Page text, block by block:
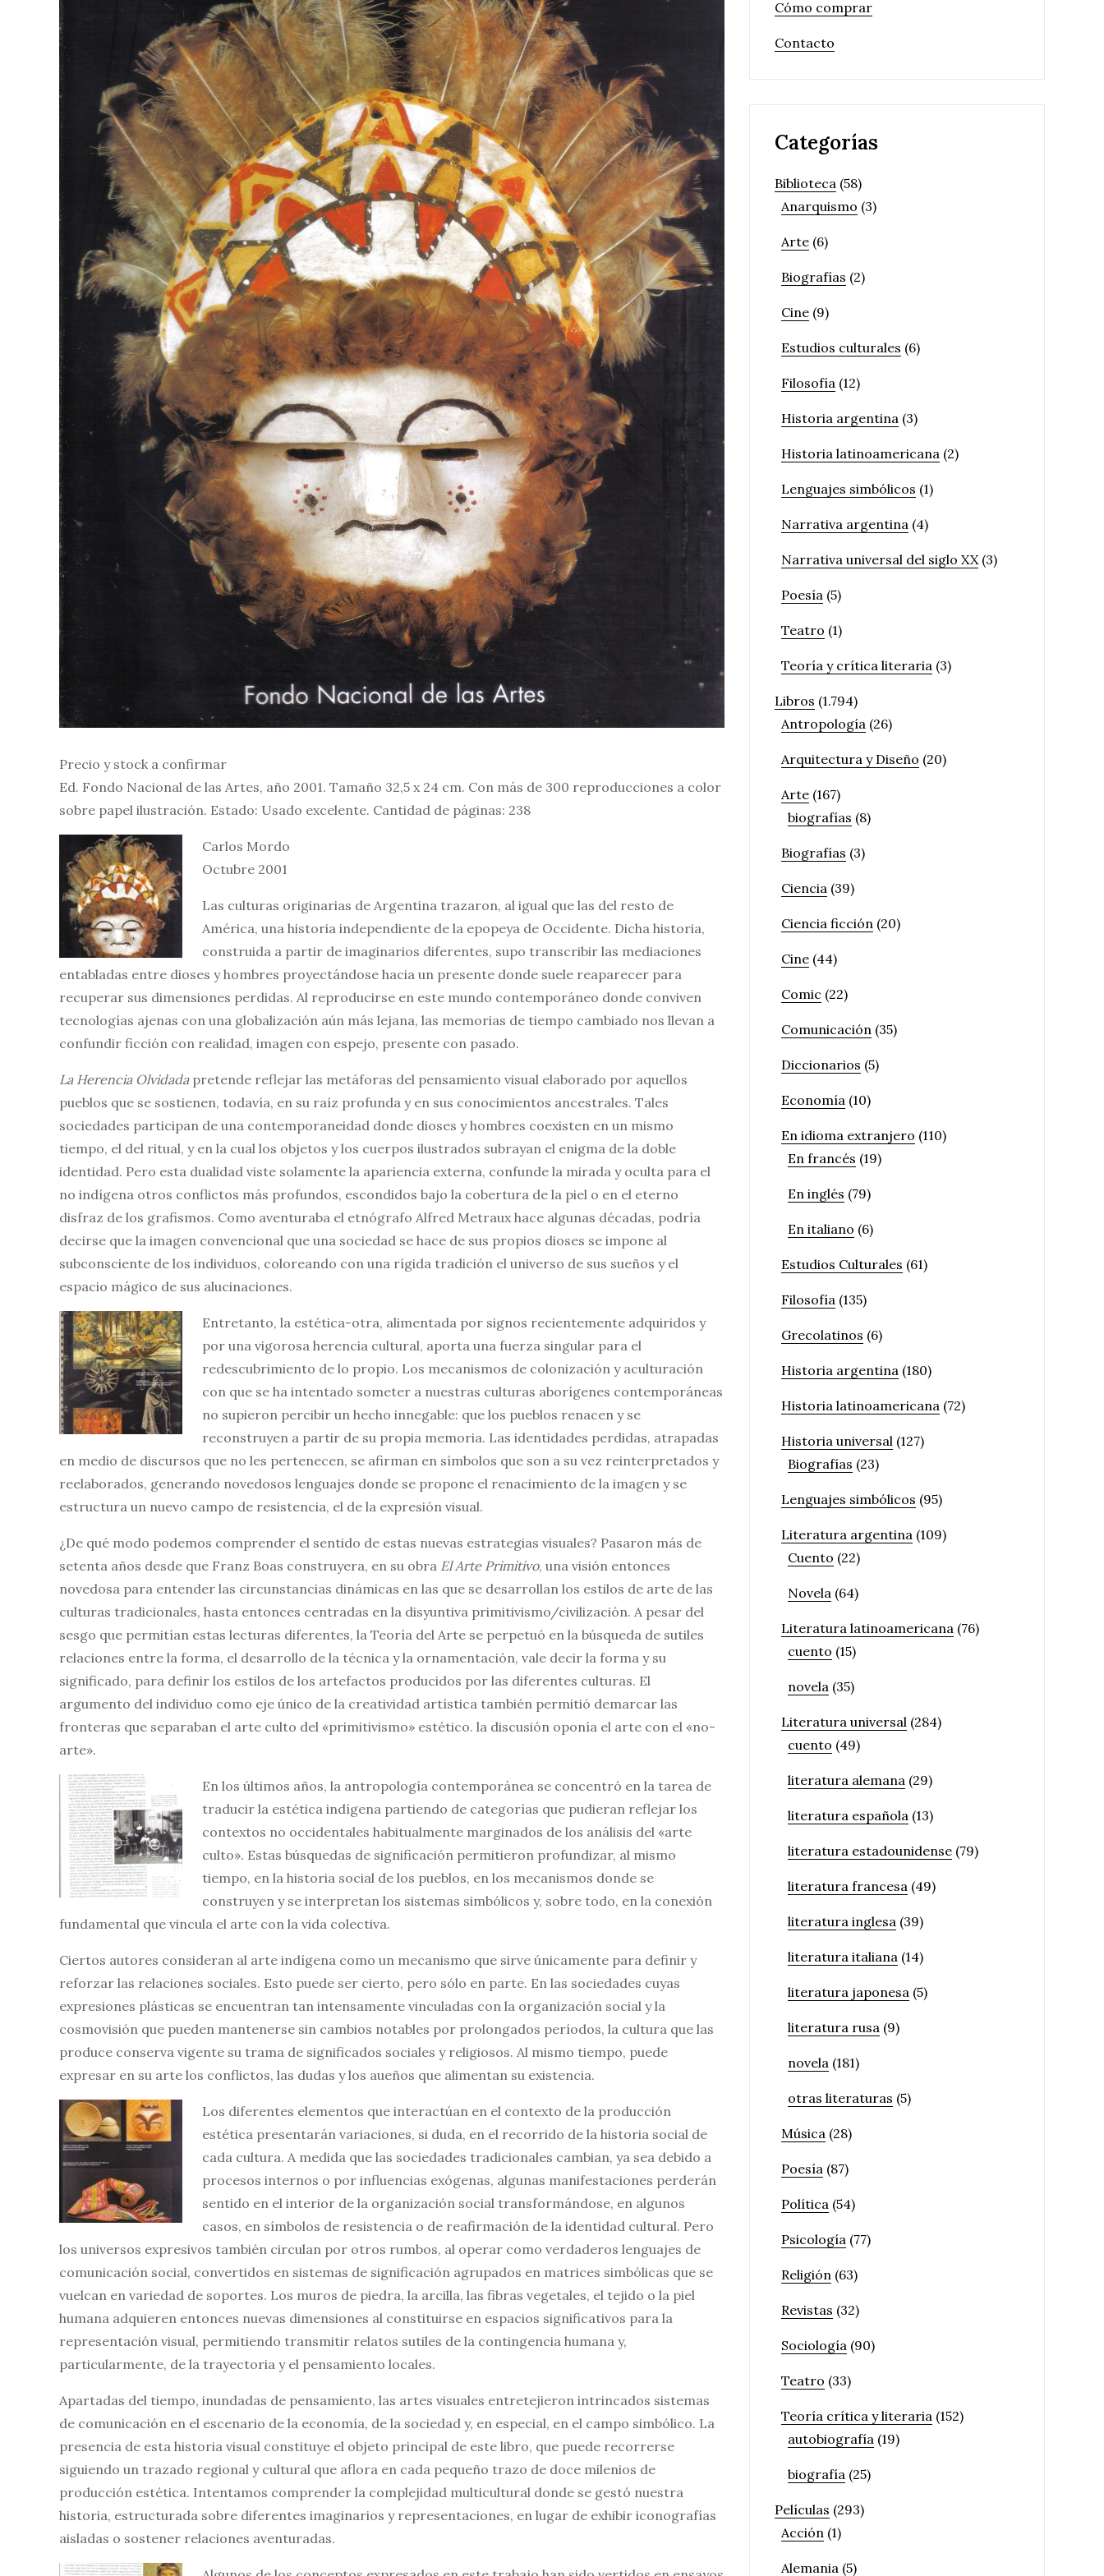
Precio y stock a confirmar
Ed. Fondo Nacional de las Artes, año 2001. Tamaño 32,5 x 24 cm. Con más de 300 reproducciones a color
sobre papel ilustración. Estado: Usado excelente. Cantidad de páginas: 238
Carlos Mordo
Octubre 2001
Las culturas originarias de Argentina trazaron, al igual que las del resto de
América, una historia independiente de la epopeya de Occidente. Dicha historia,
construida a partir de imaginarios diferentes, supo transcribir las mediaciones
entabladas entre dioses y hombres proyectándose hacia un presente donde suele reaparecer para
recuperar sus dimensiones perdidas. Al reproducirse en este mundo contemporáneo donde conviven
tecnologías ajenas con una globalización aún más lejana, las memorias de tiempo cambiado nos llevan a
confundir ficción con realidad, imagen con espejo, presente con pasado.
La Herencia Olvidadapretende reflejar las metáforas del pensamiento visual elaborado por aquellos
pueblos que se sostienen, todavía, en su raíz profunda y en sus conocimientos ancestrales. Tales
sociedades participan de una contemporaneidad donde dioses y hombres coexisten en un mismo
tiempo, el del ritual, y en la cual los objetos y los cuerpos ilustrados subrayan el enigma de la doble
identidad. Pero esta dualidad viste solamente la apariencia externa, confunde la mirada y oculta para el
no indígena otros conflictos más profundos, escondidos bajo la cobertura de la piel o en el eterno
disfraz de los grafismos. Como aventuraba el etnógrafo Alfred Metraux hace algunas décadas, podría
decirse que la imagen convencional que una sociedad se hace de sus propios dioses se impone al
subconsciente de los individuos, coloreando con una rígida tradición el universo de sus sueños y el
espacio mágico de sus alucinaciones.
Entretanto, la estética-otra, alimentada por signos recientemente adquiridos y
por una vigorosa herencia cultural, aporta una fuerza singular para el
redescubrimiento de lo propio. Los mecanismos de colonización y aculturación
con que se ha intentado someter a nuestras culturas aborígenes contemporáneas
no supieron percibir un hecho innegable: que los pueblos renacen y se
reconstruyen a partir de su propia memoria. Las identidades perdidas, atrapadas
en medio de discursos que no les pertenecen, se afirman en símbolos que son a su vez reinterpretados y
reelaborados, generando novedosos lenguajes donde se propone el renacimiento de la imagen y se
estructura un nuevo campo de resistencia, el de la expresión visual.
¿De qué modo podemos comprender el sentido de estas nuevas estrategias visuales? Pasaron más de
setenta años desde que Franz Boas construyera, en su obra El Arte Primitivo, una visión entonces
novedosa para entender las circunstancias dinámicas en las que se desarrollan los estilos de arte de las
culturas tradicionales, hasta entonces centradas en la disyuntiva primitivismo/civilización. A pesar del
sesgo que permitían estas lecturas diferentes, la Teoría del Arte se perpetuó en la búsqueda de sutiles
relaciones entre la forma, el desarrollo de la técnica y la ornamentación, vale decir la forma y su
significado, para definir los estilos de los artefactos producidos por las diferentes culturas. El
argumento del individuo como eje único de la creatividad artística también permitió demarcar las
fronteras que separaban el arte culto del «primitivismo» estético. la discusión oponía el arte con el «no-
arte».
En los últimos años, la antropología contemporánea se concentró en la tarea de
traducir la estética indígena partiendo de categorías que pudieran reflejar los
contextos no occidentales habitualmente marginados de los análisis del «arte
culto». Estas búsquedas de significación permitieron profundizar, al mismo
tiempo, en la historia social de los pueblos, en los mecanismos donde se
construyen y se interpretan los sistemas simbólicos y, sobre todo, en la conexión
fundamental que vincula el arte con la vida colectiva.
Ciertos autores consideran al arte indígena como un mecanismo que sirve únicamente para definir y
reforzar las relaciones sociales. Esto puede ser cierto, pero sólo en parte. En las sociedades cuyas
expresiones plásticas se encuentran tan intensamente vinculadas con la organización social y la
cosmovisión que pueden mantenerse sin cambios notables por prolongados períodos, la cultura que las
produce conserva vigente su trama de significados sociales y religiosos. Al mismo tiempo, puede
expresar en su arte los conflictos, las dudas y los aueños que alimentan su existencia.
Los diferentes elementos que interactúan en el contexto de la producción
estética presentarán variaciones, si duda, en el recorrido de la historia social de
cada cultura. A medida que las sociedades tradicionales cambian, ya sea debido a
procesos internos o por influencias exógenas, algunas manifestaciones perderán
sentido en el interior de la organización social transformándose, en algunos
casos, en símbolos de resistencia o de reafirmación de la identidad cultural. Pero
los universos expresivos también circulan por otros rumbos, al operar como verdaderos lenguajes de
comunicación social, convertidos en sistemas de significación agrupados en matrices simbólicas que se
vuelcan en variedad de soportes. Los muros de piedra, la arcilla, las fibras vegetales, el tejido o la piel
humana adquieren entonces nuevas dimensiones al constituirse en espacios significativos para la
representación visual, permitiendo transmitir relatos sutiles de la contingencia humana y,
particularmente, de la trayectoria y el pensamiento locales.
Apartadas del tiempo, inundadas de pensamiento, las artes visuales entretejieron intrincados sistemas
de comunicación en el escenario de la economía, de la sociedad y, en especial, en el campo simbólico. La
presencia de esta historia visual constituye el objeto principal de este libro, que puede recorrerse
siguiendo un trazado regional y cultural que aflora en cada pequeño trazo de doce milenios de
producción estética. Intentamos comprender la complejidad multicultural donde se gestó nuestra
historia, estructurada sobre diferentes imaginarios y representaciones, en lugar de exhibir iconografías
aisladas o sostener relaciones aventuradas.
Cómo comprar
Contacto
Categorías
Biblioteca (58)
Anarquismo (3)
Arte (6)
Biografías (2)
Cine (9)
Estudios culturales (6)
Filosofía (12)
Historia argentina (3)
Historia latinoamericana (2)
Lenguajes simbólicos (1)
Narrativa argentina (4)
Narrativa universal del siglo XX(3)
Poesía (5)
Teatro (1)
Teoría y crítica literaria (3)
Libros (1.794)
Antropología (26)
Arquitectura y Diseño (20)
Arte (167)
biografías (8)
Biografías (3)
Ciencia (39)
Ciencia ficción (20)
Cine (44)
Comic (22)
Comunicación (35)
Diccionarios (5)
Economía (10)
En idioma extranjero (110)
En francés (19)
En inglés (79)
En italiano (6)
Estudios Culturales (61)
Filosofía (135)
Grecolatinos (6)
Historia argentina (180)
Historia latinoamericana (72)
Historia universal (127)
Biografías (23)
Lenguajes simbólicos (95)
Literatura argentina (109)
Cuento (22)
Novela (64)
Literatura latinoamericana (76)
cuento (15)
novela (35)
Literatura universal (284)
cuento (49)
literatura alemana (29)
literatura española (13)
literatura estadounidense (79)
literatura francesa (49)
literatura inglesa (39)
literatura italiana (14)
literatura japonesa (5)
literatura rusa (9)
novela (181)
otras literaturas (5)
Música (28)
Poesía (87)
Política (54)
Psicología (77)
Religión (63)
Revistas (32)
Sociología (90)
Teatro (33)
Teoría crítica y literaria (152)
autobiografía (19)
biografía (25)
Películas (293)
Acción (1)
Alemania (5)